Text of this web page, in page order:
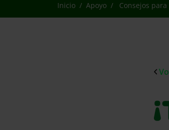
Inicio Apoyo Consejos